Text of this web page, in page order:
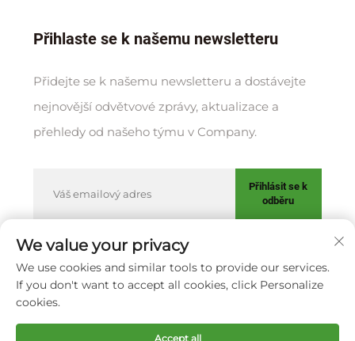
Přihlaste se k našemu newsletteru
Přidejte se k našemu newsletteru a dostávejte
nejnovější odvětvové zprávy, aktualizace a
přehledy od našeho týmu v Company.
Přihlásit se k
odběru
Copyright © XIAMEN HUAKANG ORTHOPEDIC CO., LTD.
Zásady ochrany soukromí
Posunout nahoru
We value your privacy
We use cookies and similar tools to provide our services.
If you don't want to accept all cookies, click Personalize
cookies.
Accept all